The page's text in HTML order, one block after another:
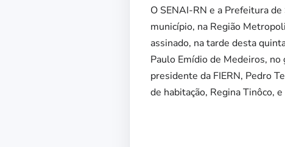
O SENAI-RN e a Prefeitura
município, na Região
assinado, na tarde desta
Paulo Emídio de Medeiros,
presidente da FIERN, Pedro
de habitação, Regina Tinôco,